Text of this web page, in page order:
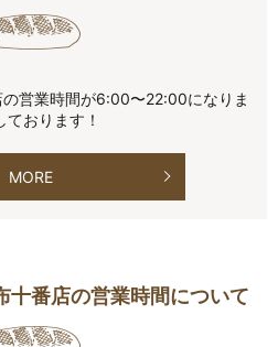
営業時間が6:00〜22:00になりま
おります！
MORE
十番店の営業時間について